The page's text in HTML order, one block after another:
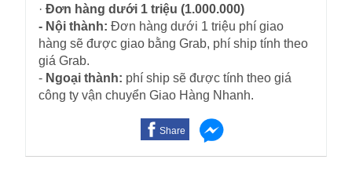
· Đơn hàng dưới 1 triệu (1.000.000)
- Nội thành: Đơn hàng dưới 1 triệu phí giao
hàng sẽ được giao bằng Grab, phí ship tính theo
giá Grab.
- Ngoại thành: phí ship sẽ được tính theo giá
công ty vận chuyển Giao Hàng Nhanh.
Share